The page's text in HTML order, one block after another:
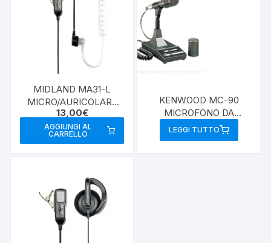
MIDLAND MA31-L
MICRO/AURICOLARE
2PIN MIDLAND
13,00€
AGGIUNGI AL
CARRELLO
KENWOOD MC-90
MICROFONO DA
TAVOLO
LEGGI TUTTO